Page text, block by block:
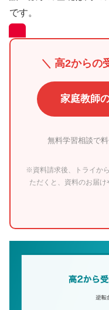
です。
＼ 高2からの
家庭教師
無料学習相談で
※資料請求後、トライか
ただくと、資料のお届